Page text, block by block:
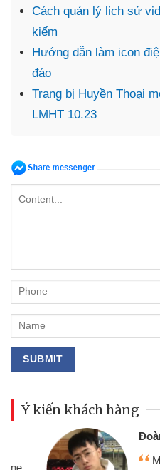
Cách quản lý lịch sử
kiếm
Hướng dẫn làm icon
đáo
Trang bị Huyền Thoại
LMHT 10.23
Ý kiến khách hàng
Đoàn
Mình